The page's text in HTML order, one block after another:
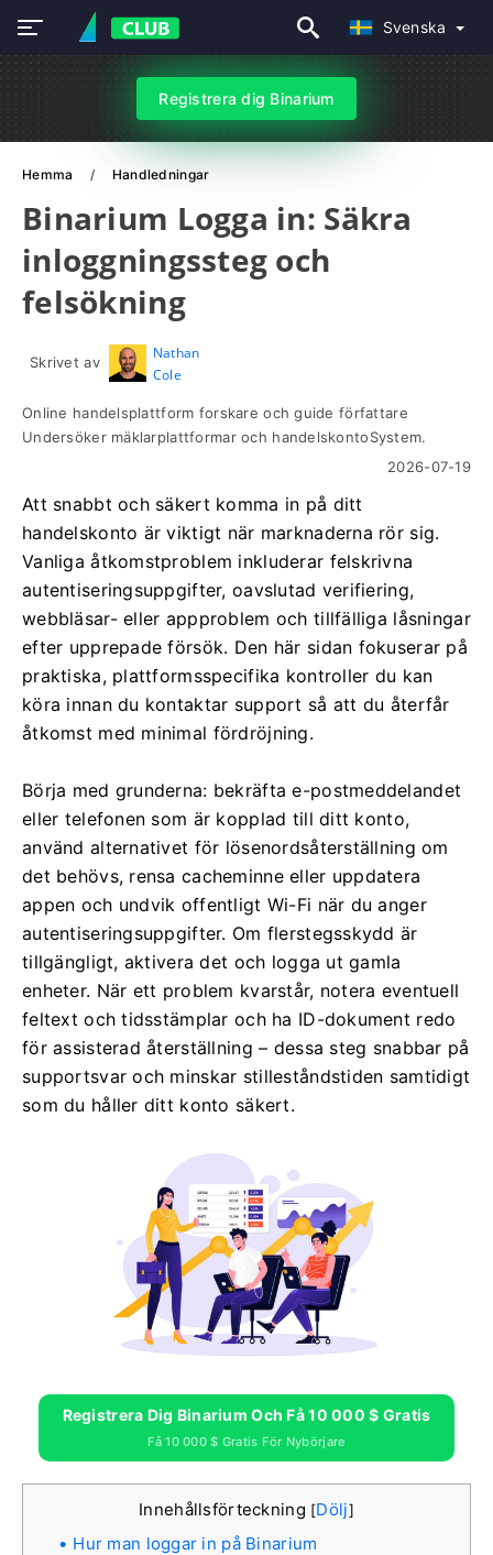
Svenska
Registrera dig Binarium
Hemma Handledningar
Binarium Logga in: Säkra
inloggningssteg och
felsökning
Skrivet av
Nathan
Cole
Online handelsplattform forskare och guide författare
Undersöker mäklarplattformar och handelskontoSystem.
2026-07-19
Att snabbt och säkert komma in på ditt
handelskonto är viktigt när marknaderna rör sig.
Vanliga åtkomstproblem inkluderar felskrivna
autentiseringsuppgifter, oavslutad verifiering,
webbläsar- eller appproblem och tillfälliga låsningar
efter upprepade försök. Den här sidan fokuserar på
praktiska, plattformsspecifika kontroller du kan
köra innan du kontaktar support så att du återfår
åtkomst med minimal fördröjning.
Börja med grunderna: bekräfta e-postmeddelandet
eller telefonen som är kopplad till ditt konto,
använd alternativet för lösenordsåterställning om
det behövs, rensa cacheminne eller uppdatera
appen och undvik offentligt Wi-Fi när du anger
autentiseringsuppgifter. Om flerstegsskydd är
tillgängligt, aktivera det och logga ut gamla
enheter. När ett problem kvarstår, notera eventuell
feltext och tidsstämplar och ha ID-dokument redo
för assisterad återställning – dessa steg snabbar på
supportsvar och minskar stilleståndstiden samtidigt
som du håller ditt konto säkert.
Registrera Dig Binarium Och Få 10 000 $ Gratis
Få 10 000 $ Gratis För Nybörjare
Innehållsförteckning [Dölj]
Hur man loggar in på Binarium